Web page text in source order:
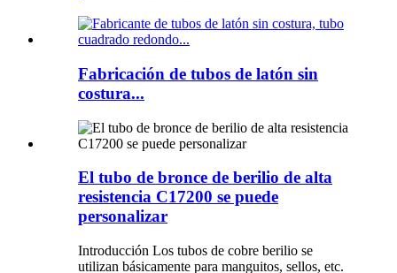
Fabricación de tubos de latón sin
costura...
El tubo de bronce de berilio de alta
resistencia C17200 se puede
personalizar
Introducción Los tubos de cobre berilio se
utilizan básicamente para manguitos, sellos, etc.